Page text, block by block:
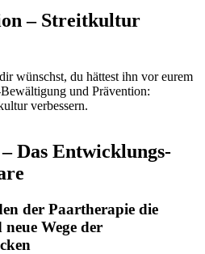
– Streitkultur
wünschst, du hättest ihn vor eurem
und Prävention:
verbessern.
Das Entwicklungs-
der Paartherapie die
Wege der